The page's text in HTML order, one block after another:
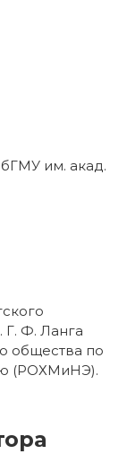
им. акад.
Г. Ф. Ланга
общества по
(РОХМиНЭ).